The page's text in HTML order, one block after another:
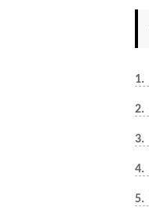
1
2
3
4
5